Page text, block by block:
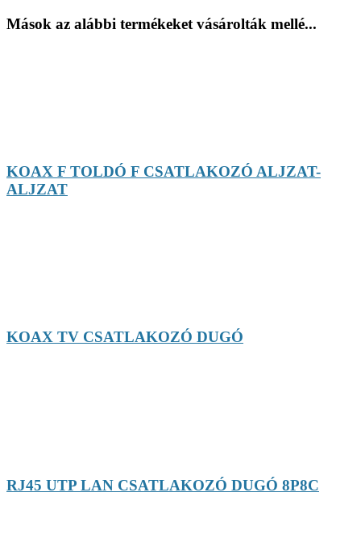
Mások az alábbi termékeket vásárolták mellé...
KOAX F TOLDÓ F CSATLAKOZÓ ALJZAT-
ALJZAT
KOAX TV CSATLAKOZÓ DUGÓ
RJ45 UTP LAN CSATLAKOZÓ DUGÓ 8P8C